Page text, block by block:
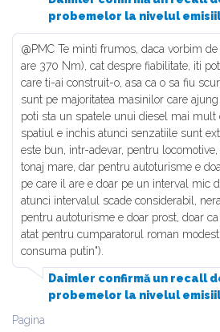
probemelor la nivelul
@PMC Te minti frumos, daca vorbim
are 370 Nm), cat despre fiabilitate, iti
care ti-ai construit-o, asa ca o sa fiu
sunt pe majoritatea masinilor care
poti sta un spatele unui diesel mai
spatiul e inchis atunci senzatiile sunt
este bun, intr-adevar, pentru
tonaj mare, dar pentru autoturisme e
pe care il are e doar pe un interval mic
atunci intervalul scade considerabil,
pentru autoturisme e doar prost, doar
atat pentru cumparatorul roman
consuma putin").
Daimler confirmă un recall
probemelor la nivelul
Pagina